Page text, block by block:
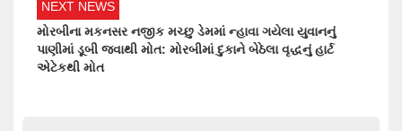
NEXT NEWS
મોરબીના મકનસર નજીક મચ્છુ ડેમમાં ન્હાવા ગયેલા યુવાનનું
પાણીમાં ડૂબી જવાથી મોત: મોરબીમાં દુકાને બેઠેલા વૃદ્ધનું હાર્ટ
એટેકથી મોત